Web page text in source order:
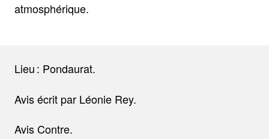
atmosphérique.
Lieu : Pondaurat.
Avis écrit par Léonie Rey.
Avis Contre.